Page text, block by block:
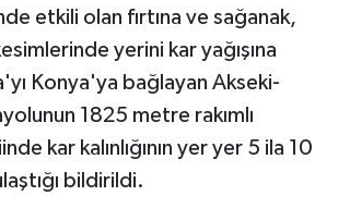
etkili olan fırtına ve sağanak,
yerini kar yağışına
Konya'ya bağlayan Akseki-
1825 metre rakımlı
kar kalınlığının yer yer 5 ila 10
bildirildi.